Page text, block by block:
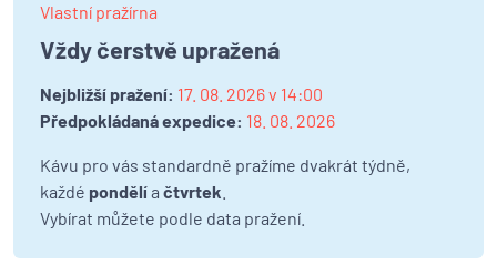
Vlastní pražírna
Vždy čerstvě upražená
Nejbližší pražení: 17. 08. 2026 v 14:00
Předpokládaná expedice: 18. 08. 2026
Kávu pro vás standardně pražíme dvakrát týdně,
každé pondělía čtvrtek
Vybírat můžete podle data pražení.